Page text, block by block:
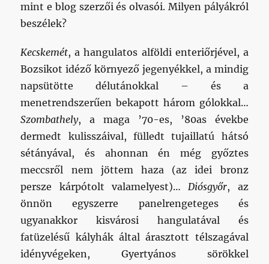
mint e blog szerzői és olvasói. Milyen pályákról
beszélek?
Kecskemét, a hangulatos alföldi enteriőrjével, a
Bozsikot idéző környező jegenyékkel, a mindig
napsütötte délutánokkal – és a
menetrendszerűen bekapott három gólokkal…
Szombathely, a maga ’70-es, ’80as évekbe
dermedt kulisszáival, fülledt tujaillatú hátsó
sétányával, és ahonnan én még győztes
meccsről nem jöttem haza (az idei bronz
persze kárpótolt valamelyest)…Diósgyőr, az
önnön egyszerre panelrengeteges és
ugyanakkor kisvárosi hangulatával és
fatüzelésű kályhák által árasztott télszagával
idényvégeken, Gyertyános sörökkel